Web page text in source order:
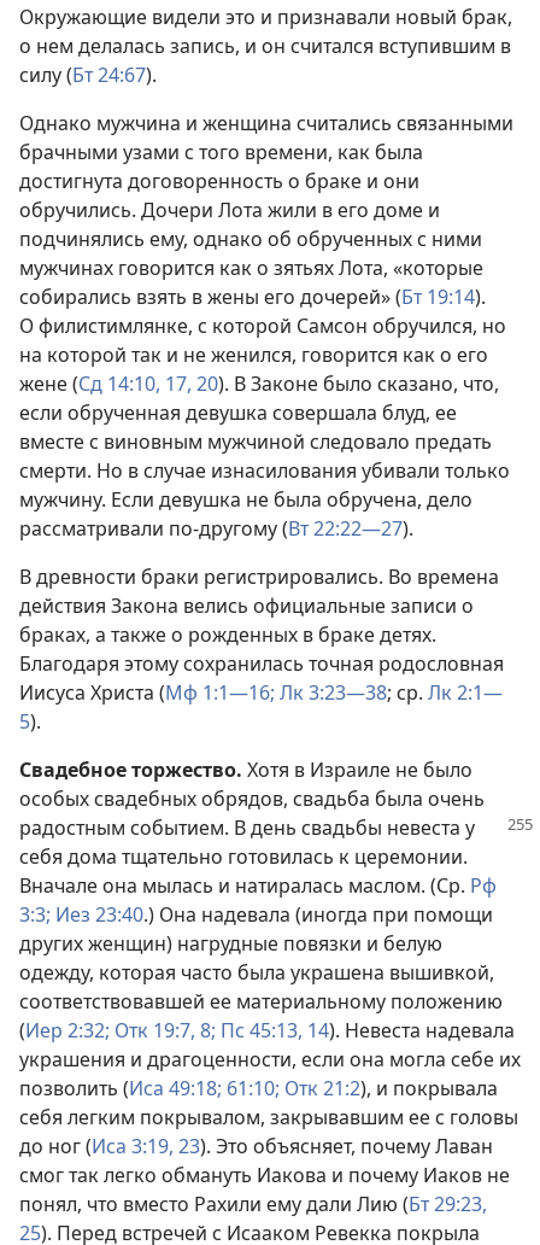
Окружающие видели это и признавали новый брак,
о нем делалась запись, и он считался вступившим в
силу (Бт 24:67).
Однако мужчина и женщина считались связанными
брачными узами с того времени, как была
достигнута договоренность о браке и они
обручились. Дочери Лота жили в его доме и
подчинялись ему, однако об обрученных с ними
мужчинах говорится как о зятьях Лота, «которые
собирались взять в жены его дочерей» (Бт 19:14).
О филистимлянке, с которой Самсон обручился, но
на которой так и не женился, говорится как о его
жене (Сд 14:10, 17, 20). В Законе было сказано, что,
если обрученная девушка совершала блуд, ее
вместе с виновным мужчиной следовало предать
смерти. Но в случае изнасилования убивали только
мужчину. Если девушка не была обручена, дело
рассматривали по-другому (Вт 22:22—27).
В древности браки регистрировались. Во времена
действия Закона велись официальные записи о
браках, а также о рожденных в браке детях.
Благодаря этому сохранилась точная родословная
Иисуса Христа (Мф 1:1—16; Лк 3:23—38; ср. Лк 2:1—
5).
Свадебное торжество. Хотя в Израиле не было
особых свадебных обрядов, свадьба была очень
радостным событием. В день свадьбы невеста у
себя дома тщательно готовилась к церемонии.
Вначале она мылась и натиралась маслом. (Ср. Рф
3:3; Иез 23:40.) Она надевала (иногда при помощи
других женщин) нагрудные повязки и белую
одежду, которая часто была украшена вышивкой,
соответствовавшей ее материальному положению
(Иер 2:32; Отк 19:7, 8; Пс 45:13, 14). Невеста надевала
украшения и драгоценности, если она могла себе их
позволить (Иса 49:18; 61:10; Отк 21:2), и покрывала
себя легким покрывалом, закрывавшим ее с головы
до ног (Иса 3:19, 23). Это объясняет, почему Лаван
смог так легко обмануть Иакова и почему Иаков не
понял, что вместо Рахили ему дали Лию (Бт 29:23,
25). Перед встречей с Исааком Ревекка покрыла